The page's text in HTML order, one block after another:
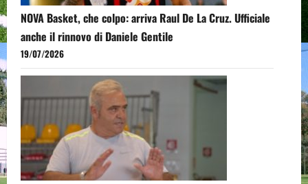
NOVA Basket, che colpo: arriva Raul De La Cruz. Ufficiale
anche il rinnovo di Daniele Gentile
19/07/2026